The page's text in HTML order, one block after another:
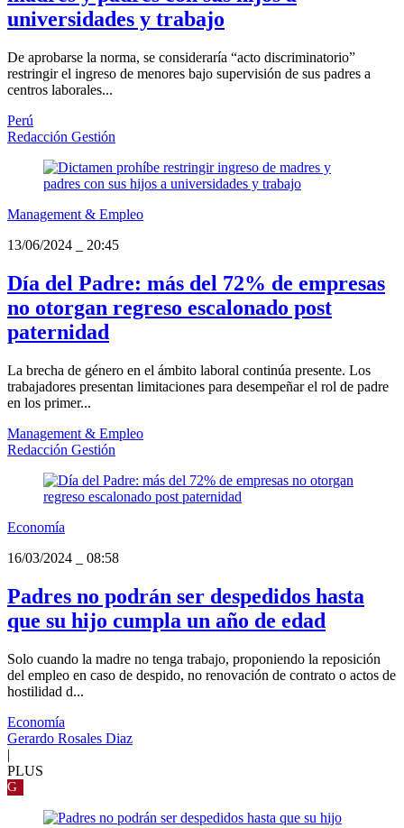
universidades y trabajo
De aprobarse la norma, se consideraría “acto discriminatorio”
restringir el ingreso de menores bajo supervisión de sus padres a
centros laborales...
Perú
Redacción Gestión
Management & Empleo
13/06/2024
20:45
Día del Padre: más del 72% de empresas
no otorgan regreso escalonado post
paternidad
La brecha de género en el ámbito laboral continúa presente. Los
trabajadores presentan limitaciones para desempeñar el rol de padre
en los primer...
Management & Empleo
Redacción Gestión
Economía
16/03/2024
08:58
Padres no podrán ser despedidos hasta
que su hijo cumpla un año de edad
Solo cuando la madre no tenga trabajo, proponiendo la reposición
del empleo en caso de despido, no renovación de contrato o actos de
hostilidad d...
Economía
Gerardo Rosales Diaz
|
PLUS
G